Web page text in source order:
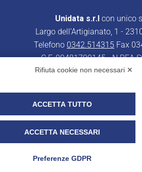
Unidata s.r.l con unico
Largo dell’Artigianato, 1 -
Telefono 0342.514315 Fax
C.F. 00481790145 - N.REA
PEC:
i clienti)
Rifiuta cookie non necessari ✕
ACCETTA TUTTO
ACCETTA NECESSARI
Preferenze GDPR